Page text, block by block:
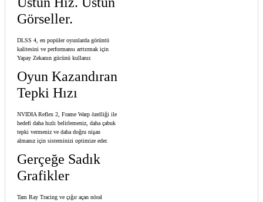
Görseller.
DLSS 4, en popüler oyunlarda görüntü
kalitesini ve performansı arttırmak için
Yapay Zekanın gücünü kullanır.
Oyun Kazandıran
Tepki Hızı
NVIDIA Reflex 2, Frame Warp özelliği ile
hedefi daha hızlı belirlemeniz, daha çabuk
tepki vermeniz ve daha doğru nişan
almanız için sisteminizi optimize eder.
Gerçeğe Sadık
Grafikler
Tam Ray Tracing ve çığır açan nöral